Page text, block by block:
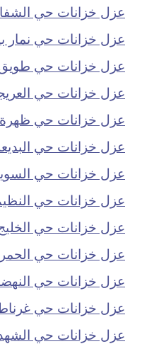
عزل خزانات حي الشفا
عزل خزانات حي نمار
عزل خزانات حي طويق
عزل خزانات حي
عزل خزانات حي ظهرة
عزل خزانات حي
عزل خزانات حي
عزل خزانات حي
عزل خزانات حي
عزل خزانات حي
عزل خزانات حي
عزل خزانات حي
عزل خزانات حي